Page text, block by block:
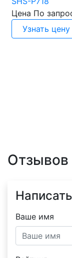
Цена По
Узнать цену
Отзывов
Ваше имя